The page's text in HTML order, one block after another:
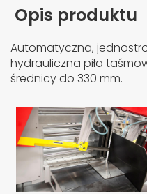
Opis produktu
Automatyczna,
hydrauliczna piła
średnicy do 330 mm.